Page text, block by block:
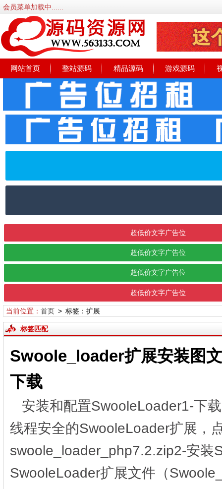
会员菜单加载中......
网站首页 整站源码 精品源码 游戏源码
超低价文字广告位
超低价文字广告位
超低价文字广告位
超低价文字广告位
当前位置： 首页> 标签：扩展
标签匹配
Swoole_loader扩展安装图
下载
安装和配置SwooleLoader1-下
线程安全的SwooleLoader扩展，
swoole_loader_php7.2.zip2-安装
SwooleLoader扩展文件（